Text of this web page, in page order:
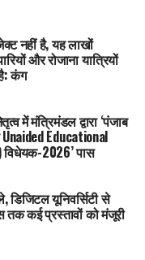
की बिक्री पर लगी
से खाना” , पत्नी
नहीं है, यह लाखों
और रोजाना यात्रियों
कंग
में मंत्रिमंडल द्वारा ‘पंजाब
Educational
2026’ पास
यूनिवर्सिटी से
कई प्रस्तावों को मंजूरी